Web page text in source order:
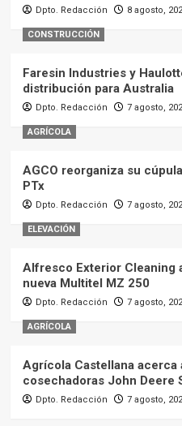
Dpto. Redacción 8 agosto,
CONSTRUCCIÓN
Faresin Industries y
distribución para Australia
Dpto. Redacción 7 agosto,
AGRÍCOLA
AGCO reorganiza su
PTx
Dpto. Redacción 7 agosto,
ELEVACIÓN
Alfresco Exterior Cleaning
nueva Multitel MZ 250
Dpto. Redacción 7 agosto,
AGRÍCOLA
Agrícola Castellana acerca
cosechadoras John Deere
Dpto. Redacción 7 agosto,